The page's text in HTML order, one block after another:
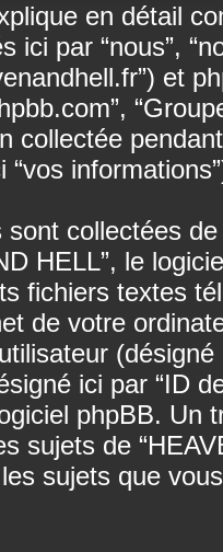
en détail
ici par “nous”,
et
collectée
“vos
sont collectées
HELL”, le
fichiers textes
de votre
ici par “ID
phpBB. Un
sujets de
sujets que